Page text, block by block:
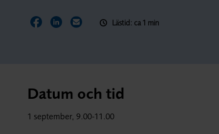
Dela sidan på Facebook
Dela sidan på LinkedIn
Dela sidan via E-post
Lästid: ca 1 min
Datum och tid
1 september, 9.00-11.00